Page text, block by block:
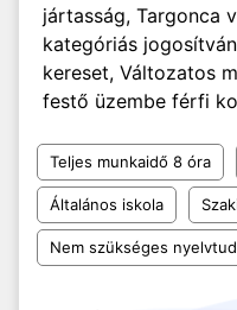
jártasság, Targonca
kategóriás
kereset, Változatos
festő üzembe férfi
Teljes munkaidő 8 óra
Általános iskola
Nem szükséges